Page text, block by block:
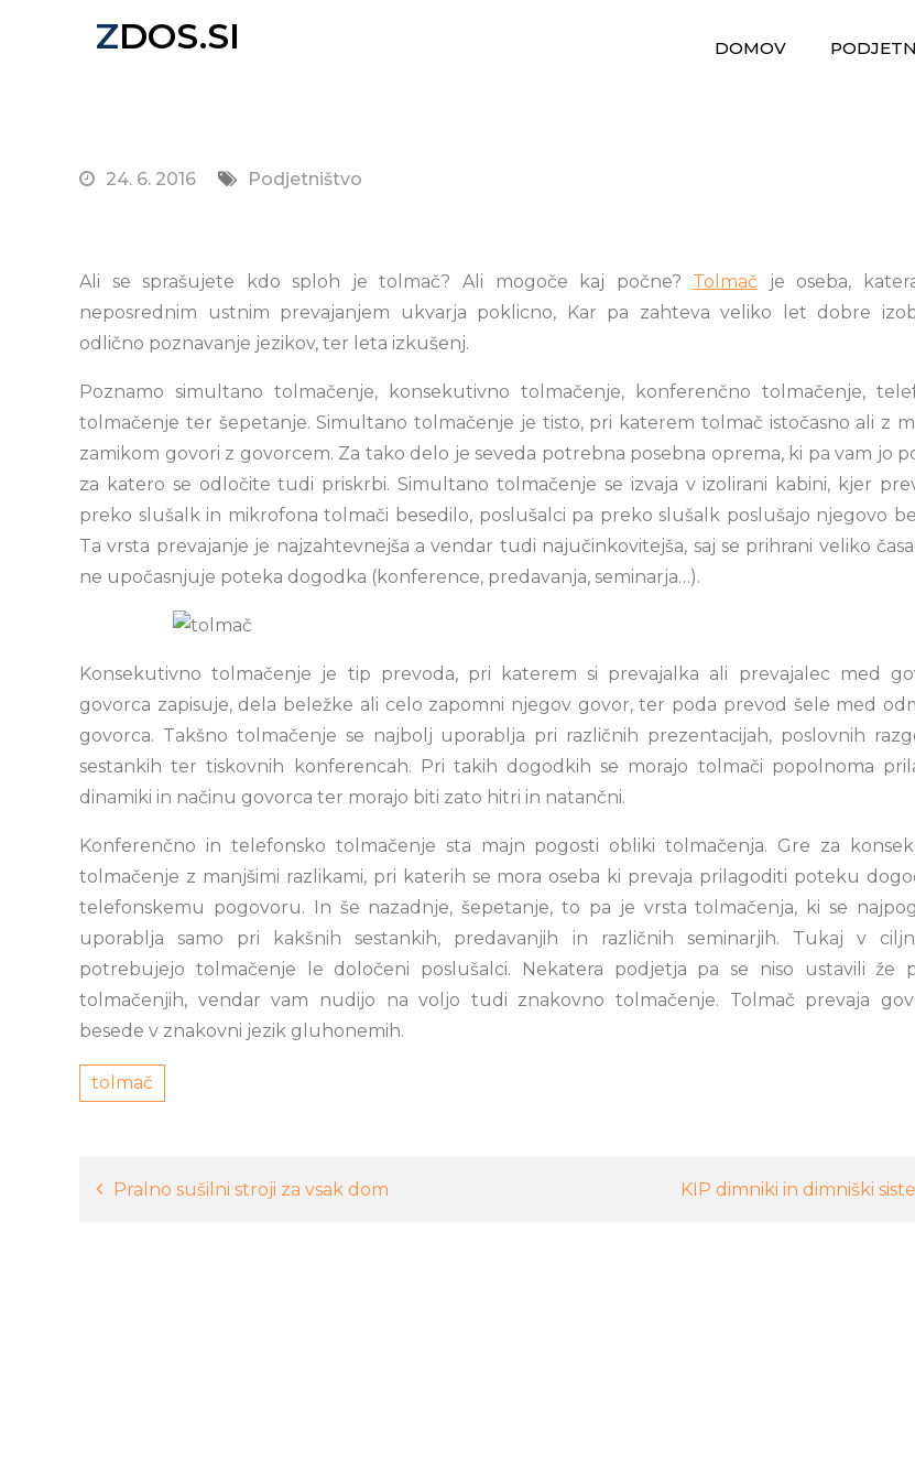
ZDOS.SI DOMOV
24. 6. 2016 Podjetništvo
Ali se sprašujete kdo sploh je tolmač? Ali mogoče kaj počne? Tolmač je oseba,
neposrednim ustnim prevajanjem ukvarja poklicno, Kar pa zahteva veliko let dobre
odlično poznavanje jezikov, ter leta izkušenj.
Poznamo simultano tolmačenje, konsekutivno tolmačenje, konferenčno tolmačenje,
tolmačenje ter šepetanje. Simultano tolmačenje je tisto, pri katerem tolmač istočasno ali z
zamikom govori z govorcem. Za tako delo je seveda potrebna posebna oprema, ki pa vam jo
za katero se odločite tudi priskrbi. Simultano tolmačenje se izvaja v izolirani kabini, kjer
preko slušalk in mikrofona tolmači besedilo, poslušalci pa preko slušalk poslušajo njegovo
Ta vrsta prevajanje je najzahtevnejša a vendar tudi najučinkovitejša, saj se prihrani veliko
ne upočasnjuje poteka dogodka (konference, predavanja, seminarja…).
Konsekutivno tolmačenje je tip prevoda, pri katerem si prevajalka ali prevajalec med
govorca zapisuje, dela beležke ali celo zapomni njegov govor, ter poda prevod šele med
govorca. Takšno tolmačenje se najbolj uporablja pri različnih prezentacijah, poslovnih
sestankih ter tiskovnih konferencah. Pri takih dogodkih se morajo tolmači popolnoma
dinamiki in načinu govorca ter morajo biti zato hitri in natančni.
Konferenčno in telefonsko tolmačenje sta majn pogosti obliki tolmačenja. Gre za
tolmačenje z manjšimi razlikami, pri katerih se mora oseba ki prevaja prilagoditi poteku
telefonskemu pogovoru. In še nazadnje, šepetanje, to pa je vrsta tolmačenja, ki se
uporablja samo pri kakšnih sestankih, predavanjih in različnih seminarjih. Tukaj v
potrebujejo tolmačenje le določeni poslušalci. Nekatera podjetja pa se niso ustavili že
tolmačenjih, vendar vam nudijo na voljo tudi znakovno tolmačenje. Tolmač prevaja
besede v znakovni jezik gluhonemih.
tolmač
Navigacija
Pralno sušilni stroji za vsak dom KIP dimniki in dimniški